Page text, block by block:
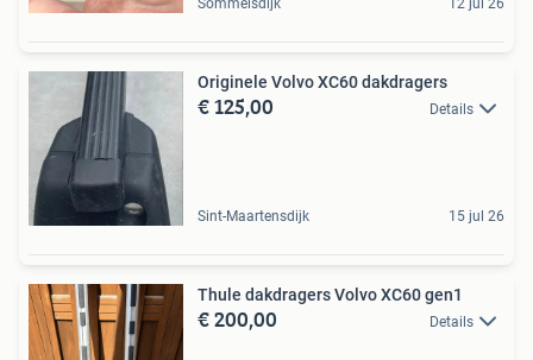
Sommelsdijk 12 jul 26
Originele Volvo XC60 dakdragers
€ 125,00 Details
Sint-Maartensdijk 15 jul 26
Thule dakdragers Volvo XC60 gen1
€ 200,00 Details